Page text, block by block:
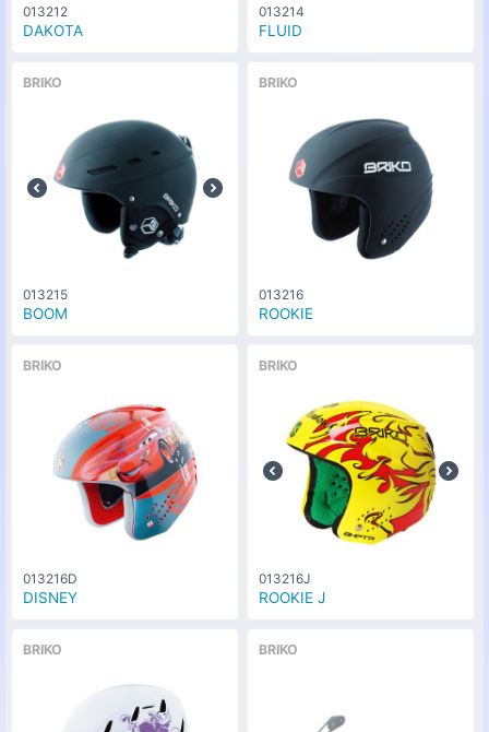
013212
DAKOTA
013214
FLUID
BRIKO
013215
BOOM
BRIKO
013216
ROOKIE
BRIKO
013216D
DISNEY
BRIKO
013216J
ROOKIE J
BRIKO BRIKO